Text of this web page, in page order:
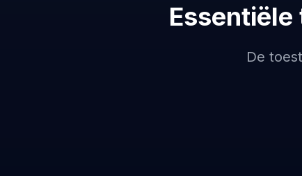
De